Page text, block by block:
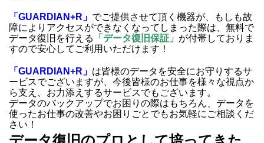
「GUARDIAN+R」 でご提供させて頂く機器が、もしも故
障によりアクセスができなくなってしまった際は、無料で
データ復旧を行える
「データ復旧保証」 が付帯しておりま
すので安心してご利用いただけます！
「GUARDIAN+R」 は皆様のデータを安全にお守りするサ
ービスでございますが、今後皆様のお仕事を様々な視点か
ら支え、お力添えするサービスでもございます。
データのバックアップでお困りの際はもちろん、データを
使ったお仕事の改善やお困りごとでもお気軽にご相談くだ
さい！